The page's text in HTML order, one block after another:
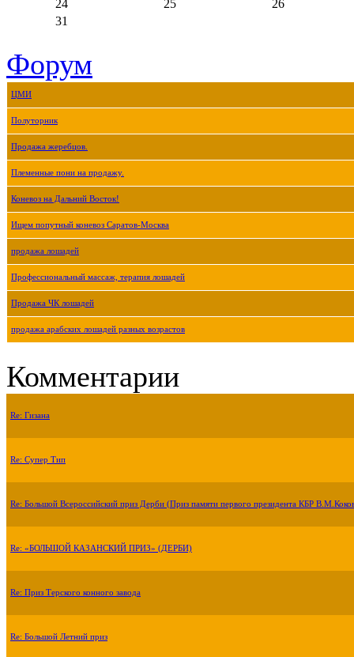
24 25
26
31
Форум
ЦМИ
Полуторник
Продажа жеребцов.
Племенные пони на продажу.
Коневоз на Дальний Восток!
Ищем попутный коневоз Саратов-Москва
продажа лошадей
Профессиональный массаж, терапия лошадей
Продажа ЧК лошадей
продажа арабских лошадей разных возрастов
Комментарии
Re: Гизана
Re: Супер Тип
Re: Большой Всероссийский приз Дерби (Приз памяти первого президента КБР
Re: «БОЛЬШОЙ КАЗАНСКИЙ ПРИЗ» (ДЕРБИ)
Re: Приз Терского конного завода
Re: Большой Летний приз